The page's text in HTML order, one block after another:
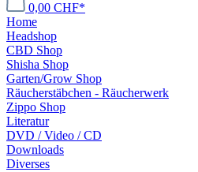
0,00 CHF*
Home
Headshop
CBD Shop
Shisha Shop
Garten/Grow Shop
Räucherstäbchen - Räucherwerk
Zippo Shop
Literatur
DVD / Video / CD
Downloads
Diverses